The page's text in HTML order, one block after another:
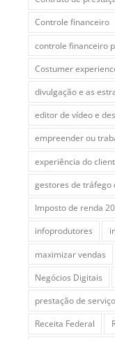
Controle financeiro
controle financeiro
Costumer
divulgação e as
editor de vídeo e
empreender ou
experiência do
gestores de tráfego
Imposto de renda
infoprodutores
maximizar vendas
Negócios Digitais
prestação de
Receita Federal